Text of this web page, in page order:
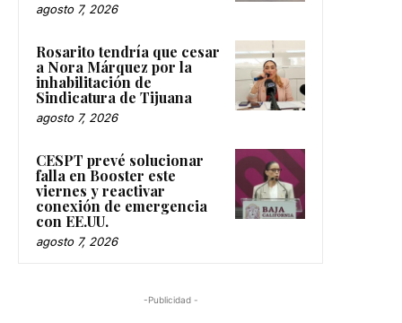
agosto 7, 2026
Rosarito tendría que cesar
a Nora Márquez por la
inhabilitación de
Sindicatura de Tijuana
agosto 7, 2026
CESPT prevé solucionar
falla en Booster este
viernes y reactivar
conexión de emergencia
con EE.UU.
agosto 7, 2026
-Publicidad -